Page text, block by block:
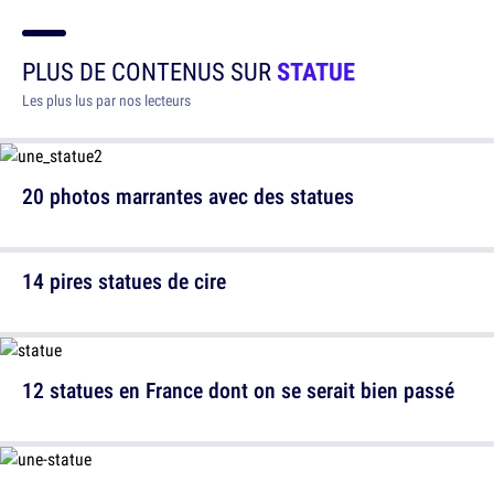
PLUS DE CONTENUS SURSTATUE
Les plus lus par nos lecteurs
20 photos marrantes avec des statues
12 statues en France dont on se serait bien passé
14 pires statues de cire